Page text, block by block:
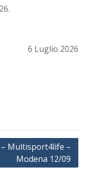
6 Luglio 2026
– Multisport4life –
Modena 12/09